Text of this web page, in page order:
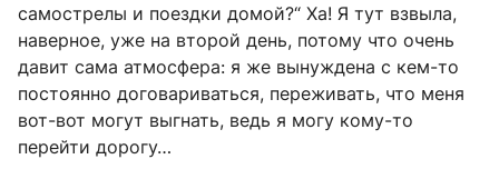
самострелы и поездки домой?“ Ха! Я тут взвыла,
наверное, уже на второй день, потому что очень
давит сама атмосфера: я же вынуждена с кем-то
постоянно договариваться, переживать, что меня
вот-вот могут выгнать, ведь я могу кому-то
перейти дорогу…